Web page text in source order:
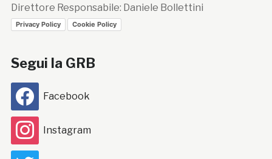
Direttore Responsabile: Daniele Bollettini
Privacy Policy Cookie Policy
Segui la GRB
Facebook
Instagram